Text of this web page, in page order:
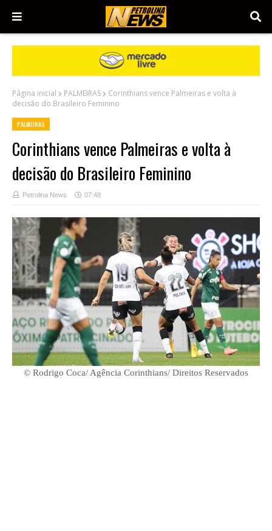
Página inicial PALMEIRAS
Corinthians vence Palmeiras e volta à
decisão do Brasileiro Feminino
PALMEIRAS
Corinthians vence Palmeiras e volta à
decisão do Brasileiro Feminino
Petrolina News 07:48
© Rodrigo Coca/ Agência Corinthians/ Direitos Reservados